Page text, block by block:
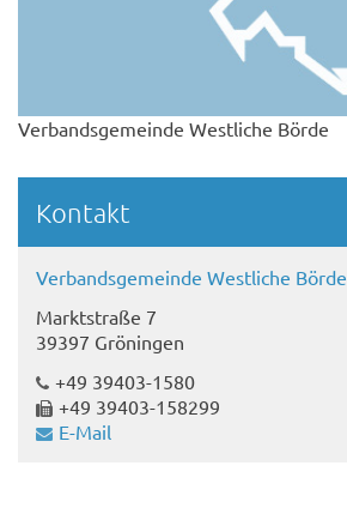
Verbandsgemeinde Westliche Börde
Kontakt
Verbandsgemeinde Westliche Börde
Marktstraße 7
39397 Gröningen
+49 39403-1580
+49 39403-158299
E-Mail